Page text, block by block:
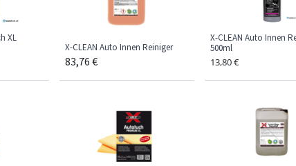
XL
X-CLEAN Auto Innen Reiniger
83,76 €
X-CLEAN Auto Innen
500ml
13,80€